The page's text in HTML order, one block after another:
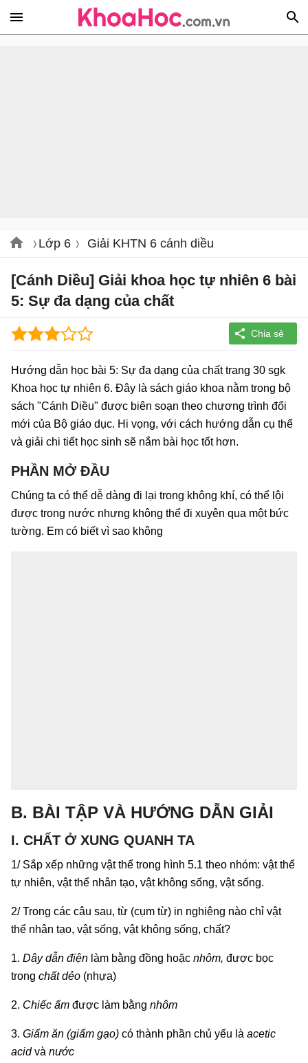
Lớp 6 Giải KHTN 6 cánh diều
[Cánh Diều] Giải khoa học tự nhiên 6 bài
5: Sự đa dạng của chất
Hướng dẫn học bài 5: Sự đa dạng của chất trang 30 sgk
Khoa học tự nhiên 6. Đây là sách giáo khoa nằm trong bộ
sách "Cánh Diều" được biên soạn theo chương trình đổi
mới của Bộ giáo dục. Hi vọng, với cách hướng dẫn cụ thể
và giải chi tiết học sinh sẽ nắm bài học tốt hơn.
PHẦN MỞ ĐẦU
Chúng ta có thể dễ dàng đi lại trong không khí, có thể lội
được trong nước nhưng không thể đi xuyên qua một bức
tường. Em có biết vì sao không
B. BÀI TẬP VÀ HƯỚNG DẪN GIẢI
I. CHẤT Ở XUNG QUANH TA
1/ Sắp xếp những vật thể trong hình 5.1 theo nhóm: vật thể
tự nhiên, vật thể nhân tạo, vật không sống, vật sống.
2/ Trong các câu sau, từ (cụm từ) in nghiêng nào chỉ vật
thể nhân tạo, vật sống, vật không sống, chất?
1. Dây dẫn điện làm bằng đồng hoặc nhôm, được bọc
trong chất dẻo (nhựa)
2. Chiếc ấm được làm bằng nhôm
3. Giấm ăn (giấm gạo) có thành phần chủ yếu là acetic
acidvà nước